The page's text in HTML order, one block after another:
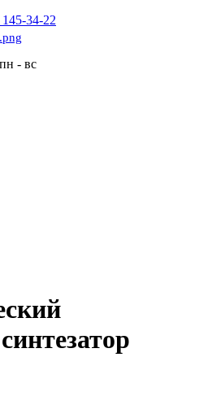
34-22
- вс